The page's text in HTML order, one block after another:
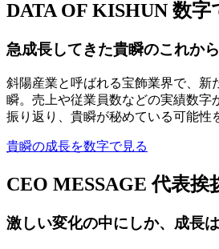
DATA OF KISHUN 数字
急成長してきた貴瞬のこれから
斜陽産業と呼ばれる宝飾業界で、新
瞬。売上や従業員数などの実績数字
振り返り、貴瞬が秘めている可能性
貴瞬の成長を数字で見る
CEO MESSAGE 代表挨
激しい変化の中にしか、成長